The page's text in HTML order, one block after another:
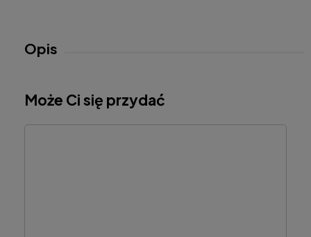
Opis
Może Ci się przydać